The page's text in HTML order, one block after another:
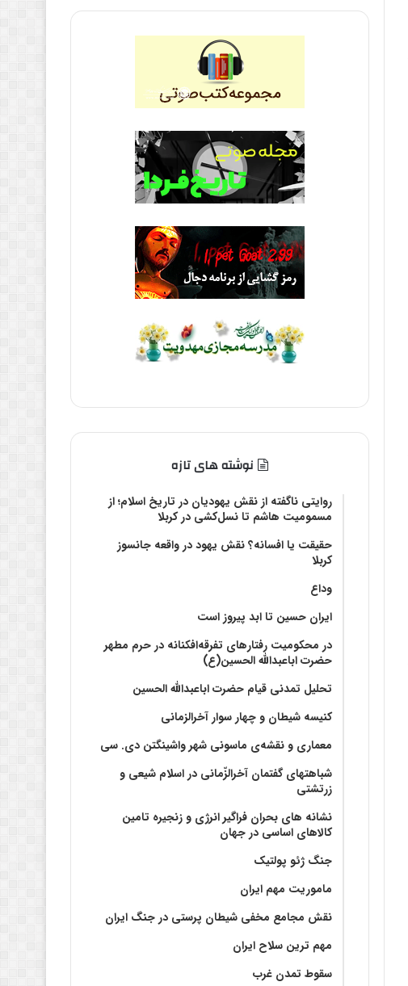
نوشته های تازه
روایتی ناگفته از نقش یهودیان در تاریخ اسلام؛ از
مسمومیت هاشم تا نسل‌کشی در کربلا
حقیقت یا افسانه؟‌ نقش یهود در واقعه جانسوز
کربلا
وداع
ایران حسین تا ابد پیروز است
در محکومیت رفتارهای تفرقه‌افکنانه در حرم مطهر
حضرت اباعبدالله الحسین(ع)
تحلیل تمدنی قیام حضرت اباعبدالله الحسین
کنیسه شیطان و چهار سوار آخرالزمانی
معماری و نقشه‌ی ماسونی شهر واشينگتن دی. سی
شباهتهای گفتمان آخر‌الزّمانی در اسلام شیعی و
زرتشتی
نشانه های بحران فراگیر انرژی و زنجیره تامین
کالاهای اساسی در جهان
جنگ ژئو پولتیک
ماموریت مهم ایران
نقش مجامع مخفی شیطان پرستی در جنگ ایران
مهم ترین سلاح ایران
سقوط تمدن غرب